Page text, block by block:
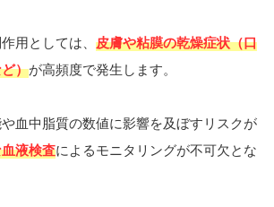
用としては、 皮膚や粘膜の乾燥症状（口
）が高頻度で発生します。
血中脂質の数値に影響を及ぼすリスクが
液検査によるモニタリングが不可欠とな